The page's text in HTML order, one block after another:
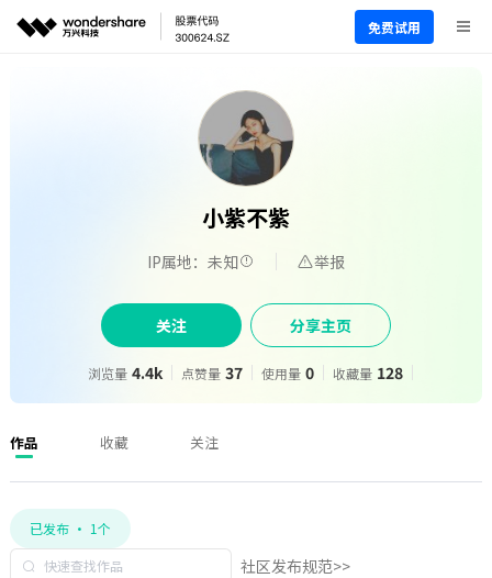
免费试用
小紫不紫
IP属地：未知 举报
关注 分享主页
浏览量 4.4k 点赞量 37 使用量 0 收藏量 128
作品 收藏 关注
已发布 · 1个
社区发布规范>>